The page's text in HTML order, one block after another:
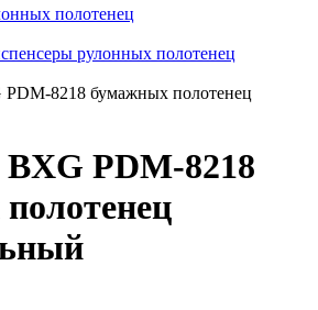
полотенец
рулонных полотенец
PDM-8218 бумажных полотенец
BXG PDM-8218